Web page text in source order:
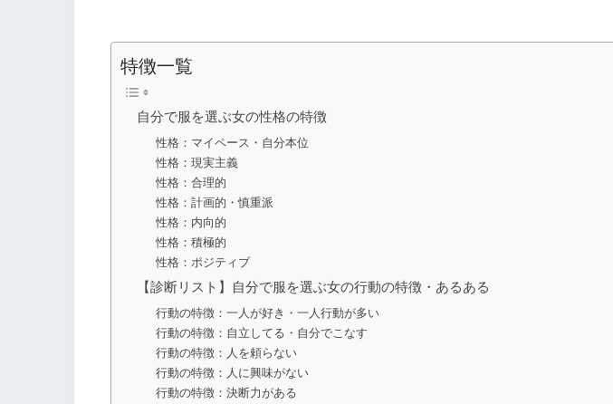
特徴一覧
自分で服を選ぶ女の性格の特徴
性格：マイペース・自分本位
性格：現実主義
性格：合理的
性格：計画的・慎重派
性格：内向的
性格：積極的
性格：ポジティブ
【診断リスト】自分で服を選ぶ女の行動の特徴・あるある
行動の特徴：一人が好き・一人行動が多い
行動の特徴：自立してる・自分でこなす
行動の特徴：人を頼らない
行動の特徴：人に興味がない
行動の特徴：決断力がある